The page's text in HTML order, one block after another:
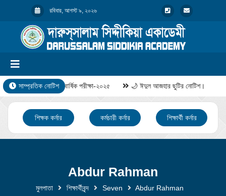
রবিবার, আগস্ট ৯, ২০২৬
সাম্প্রতিক নোটিশ বার্ষিক পরীক্ষা-২০২৫ 🌙 ঈদুল আজহার ছুটির নোটিশ।
শিক্ষক কর্নার কর্মচারী কর্নার শিক্ষার্থী কর্নার
Abdur Rahman
মুলপাতা শিক্ষার্থীবৃন্দ Seven Abdur Rahman